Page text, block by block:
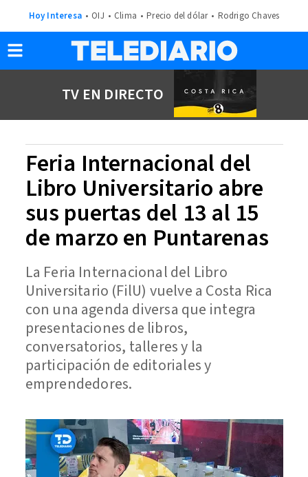
Hoy Interesa OIJ Clima Precio del dólar Rodrigo Chaves
TV EN DIRECTO
Feria Internacional del
Libro Universitario abre
sus puertas del 13 al 15
de marzo en Puntarenas
La Feria Internacional del Libro
Universitario (FilU) vuelve a Costa Rica
con una agenda diversa que integra
presentaciones de libros,
conversatorios, talleres y la
participación de editoriales y
emprendedores.